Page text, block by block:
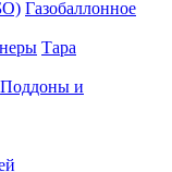
Газобаллонное
Тара
Поддоны и